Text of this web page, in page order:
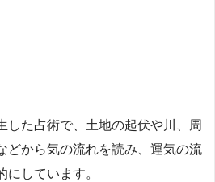
した占術で、土地の起伏や川、周
どから気の流れを読み、運気の流
にしています。